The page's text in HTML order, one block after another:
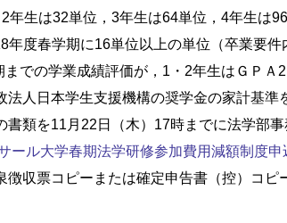
2年生は32単位，3年生は64単位，4年生は
年度春学期に16単位以上の単位（卒業要
までの学業成績評価が，1・2年生はＧＰ
人日本学生支援機構の奨学金の家計基準
類を11月22日（木）17時までに法学部
ール大学春期法学研修参加費用減額制度申
徴収票コピーまたは確定申告書（控）コピ